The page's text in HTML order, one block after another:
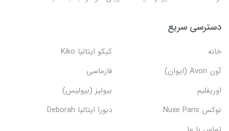
دسترسی سریع
خانه
کیکو ایتالیا Kiko
آون Avon (ایوان)
فارماسی
اوریفلیم
بیولیز (بیولیس)
نوکس Nuxe Paris
دبورا ایتالیا Deborah